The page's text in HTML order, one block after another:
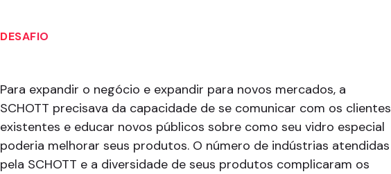
DESAFIO
Para expandir o negócio e expandir para novos mercados, a
SCHOTT precisava da capacidade de se comunicar com os clientes
existentes e educar novos públicos sobre como seu vidro especial
poderia melhorar seus produtos. O número de indústrias atendidas
pela SCHOTT e a diversidade de seus produtos complicaram os